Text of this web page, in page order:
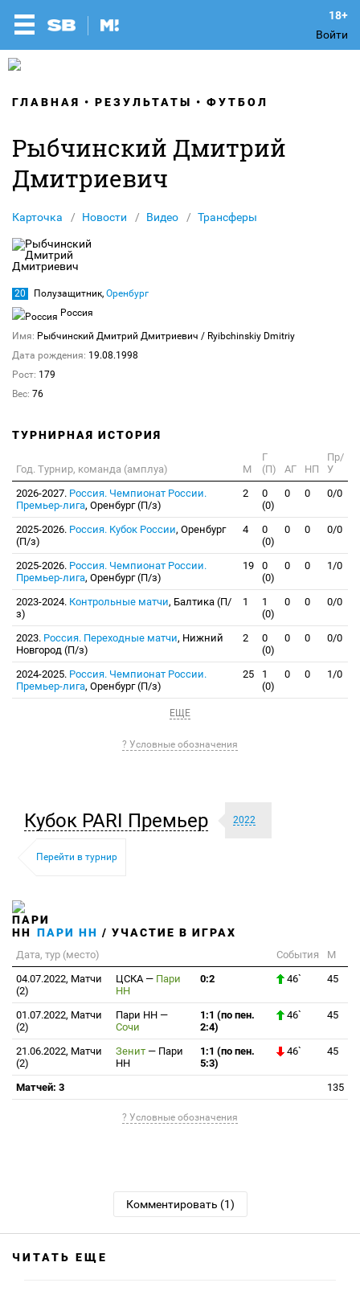
Войти
ГЛАВНАЯ РЕЗУЛЬТАТЫ ФУТБОЛ
Рыбчинский Дмитрий
Дмитриевич
Карточка Новости Видео Трансферы
20 Полузащитник, Оренбург
Россия
Имя: Рыбчинский Дмитрий Дмитриевич / Ryibchinskiy Dmitriy
Дата рождения: 19.08.1998
Рост: 179
Вес: 76
ТУРНИРНАЯ ИСТОРИЯ
Год. Турнир, команда (амплуа) М
Г
(П)
АГ НП
Пр/
У
2026-2027. Россия. Чемпионат России.
Премьер-лига, Оренбург (П/з)
2
0
(0)
0 0 0/0
2025-2026. Россия. Кубок России, Оренбург
(П/з)
4
0
(0)
0 0 0/0
2025-2026. Россия. Чемпионат России.
Премьер-лига, Оренбург (П/з)
19
0
(0)
0 0 1/0
2023-2024. Контрольные матчи, Балтика (П/
з)
1
1
(0)
0 0 0/0
2023. Россия. Переходные матчи, Нижний
Новгород (П/з)
2
0
(0)
0 0 0/0
2024-2025. Россия. Чемпионат России.
Премьер-лига, Оренбург (П/з)
25
1
(0)
0 0 1/0
ЕЩЕ
? Условные обозначения
Кубок PARI Премьер 2022
Перейти в турнир
ПАРИ НН / УЧАСТИЕ В ИГРАХ
Дата, тур (место) События
М
04.07.2022, Матчи
(2)
ЦСКА — Пари
НН
0:2 46` 45
01.07.2022, Матчи
(2)
Пари НН —
Сочи
1:1 (по пен.
2:4)
46` 45
21.06.2022, Матчи
(2)
Зенит — Пари
НН
1:1 (по пен.
5:3)
46` 45
Матчей: 3 135
? Условные обозначения
Комментировать (1)
ЧИТАТЬ ЕЩЕ